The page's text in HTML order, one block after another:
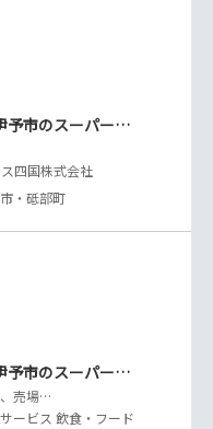
予市のスーパー…
四国株式会社
・砥部町
予市のスーパー…
売場…
ービス 飲食・フード